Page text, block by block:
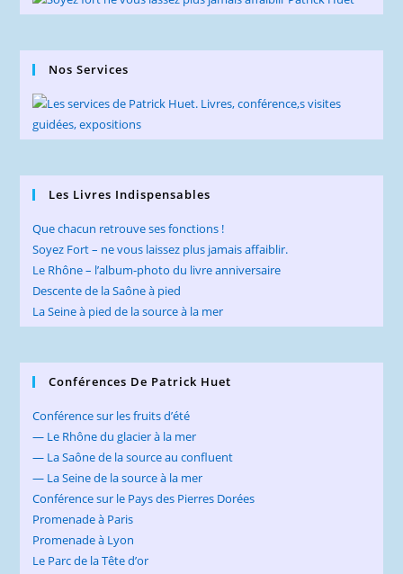
Nos Services
Les Livres Indispensables
Que chacun retrouve ses fonctions !
Soyez Fort – ne vous laissez plus jamais affaiblir.
Le Rhône – l’album-photo du livre anniversaire
Descente de la Saône à pied
La Seine à pied de la source à la mer
Conférences De Patrick Huet
Conférence sur les fruits d’été
— Le Rhône du glacier à la mer
— La Saône de la source au confluent
— La Seine de la source à la mer
Conférence sur le Pays des Pierres Dorées
Promenade à Paris
Promenade à Lyon
Le Parc de la Tête d’or